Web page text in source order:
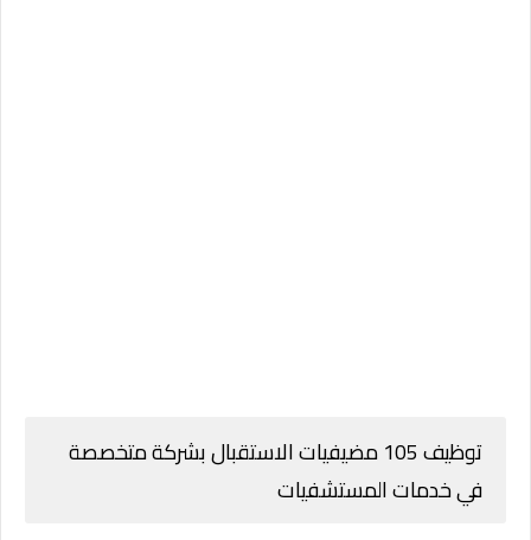
توظيف 105 مضيفيات الاستقبال بشركة متخصصة
في خدمات المستشفيات